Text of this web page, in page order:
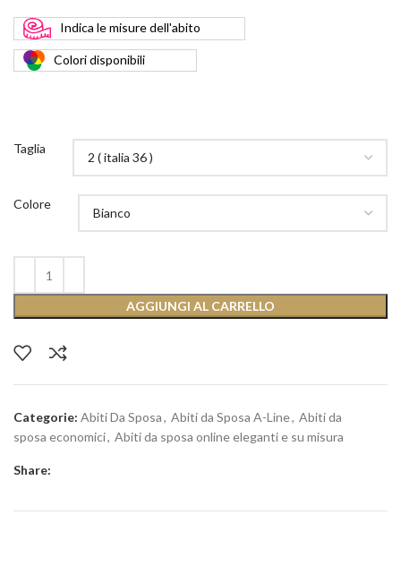
Indica le misure dell'abito
Coloridisponibili
Taglia
Colore
AGGIUNGI AL CARRELLO
Categorie: Abiti Da Sposa, Abiti da Sposa A-Line, Abiti da
sposa economici, Abiti da sposa online eleganti e su misura
Share: